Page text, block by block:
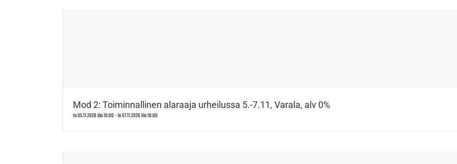
Mod 2: Toiminnallinen alaraaja urheilussa 5.-7.11, Varala, alv 0%
to 05.11.2026 klo 10:00-la 07.11.2026 klo 16:00